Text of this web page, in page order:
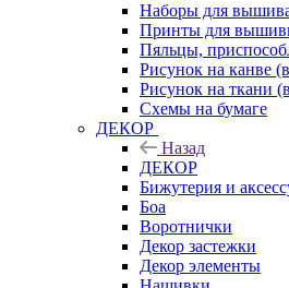
Наборы для
Принты для
Пяльцы,
Рисунок на канве
Рисунок на ткани
Схемы на бумаге
ДЕКОР
Назад
ДЕКОР
Бижутерия и
Боа
Воротнички
Декор застежки
Декор элементы